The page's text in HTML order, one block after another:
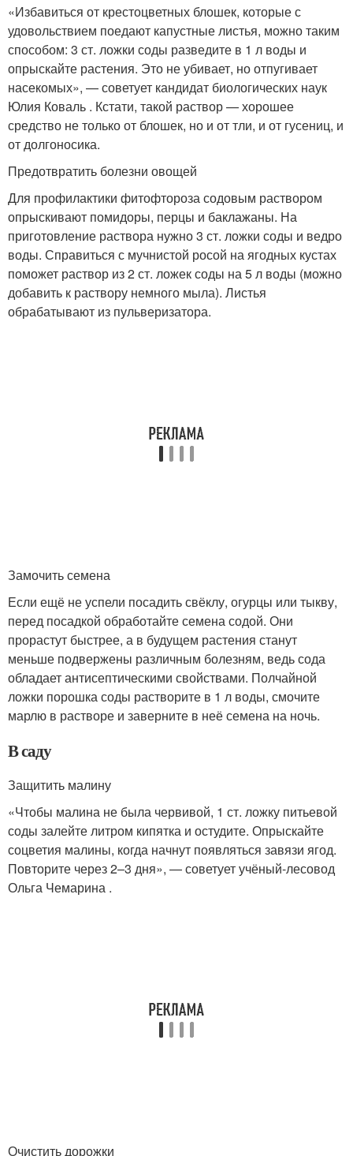
«Избавиться от крестоцветных блошек, которые с
удовольствием поедают капустные листья, можно таким
способом: 3 ст. ложки соды разведите в 1 л воды и
опрыскайте растения. Это не убивает, но отпугивает
насекомых», — советует кандидат биологических наук
Юлия Коваль . Кстати, такой раствор — хорошее
средство не только от блошек, но и от тли, и от гусениц, и
от долгоносика.
Предотвратить болезни овощей
Для профилактики фитофтороза содовым раствором
опрыскивают помидоры, перцы и баклажаны. На
приготовление раствора нужно 3 ст. ложки соды и ведро
воды. Справиться с мучнистой росой на ягодных кустах
поможет раствор из 2 ст. ложек соды на 5 л воды (можно
добавить к раствору немного мыла). Листья
обрабатывают из пульверизатора.
Замочить семена
Если ещё не успели посадить свёклу, огурцы или тыкву,
перед посадкой обработайте семена содой. Они
прорастут быстрее, а в будущем растения станут
меньше подвержены различным болезням, ведь сода
обладает антисептическими свойствами. Полчайной
ложки порошка соды растворите в 1 л воды, смочите
марлю в растворе и заверните в неё семена на ночь.
В саду
Защитить малину
«Чтобы малина не была червивой, 1 ст. ложку питьевой
соды залейте литром кипятка и остудите. Опрыскайте
соцветия малины, когда начнут появляться завязи ягод.
Повторите через 2–3 дня», — советует учёный-лесовод
Ольга Чемарина .
Очистить дорожки